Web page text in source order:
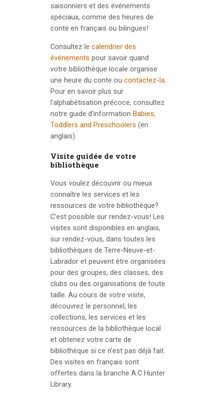
saisonniers et des événements
spéciaux, comme des heures de
conte en français ou bilingues!
Consultez le calendrier des
événements pour savoir quand
votre bibliothèque locale organise
une heure du conte ou contactez-la.
Pour en savoir plus sur
l’alphabétisation précoce, consultez
notre guide d’information Babies,
Toddlers and Preschoolers (en
anglais).
Visite guidée de votre
bibliothèque
Vous voulez découvrir ou mieux
connaître les services et les
ressources de votre bibliothèque?
C’est possible sur rendez-vous! Les
visites sont disponibles en anglais,
sur rendez-vous, dans toutes les
bibliothèques de Terre-Neuve-et-
Labrador et peuvent être organisées
pour des groupes, des classes, des
clubs ou des organisations de toute
taille. Au cours de votre visite,
découvrez le personnel, les
collections, les services et les
ressources de la bibliothèque local
et obtenez votre carte de
bibliothèque si ce n’est pas déjà fait.
Des visites en français sont
offertes dans la branche A.C Hunter
Library.